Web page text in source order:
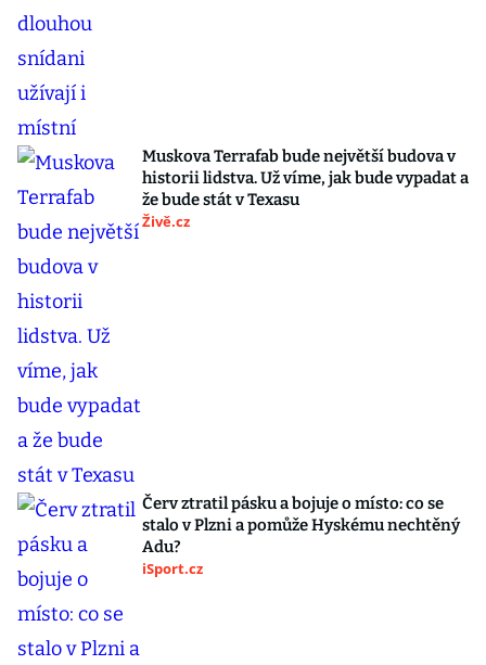
Muskova Terrafab bude největší budova v
historii lidstva. Už víme, jak bude vypadat a
že bude stát v Texasu
Živě.cz
Červ ztratil pásku a bojuje o místo: co se
stalo v Plzni a pomůže Hyskému nechtěný
Adu?
iSport.cz